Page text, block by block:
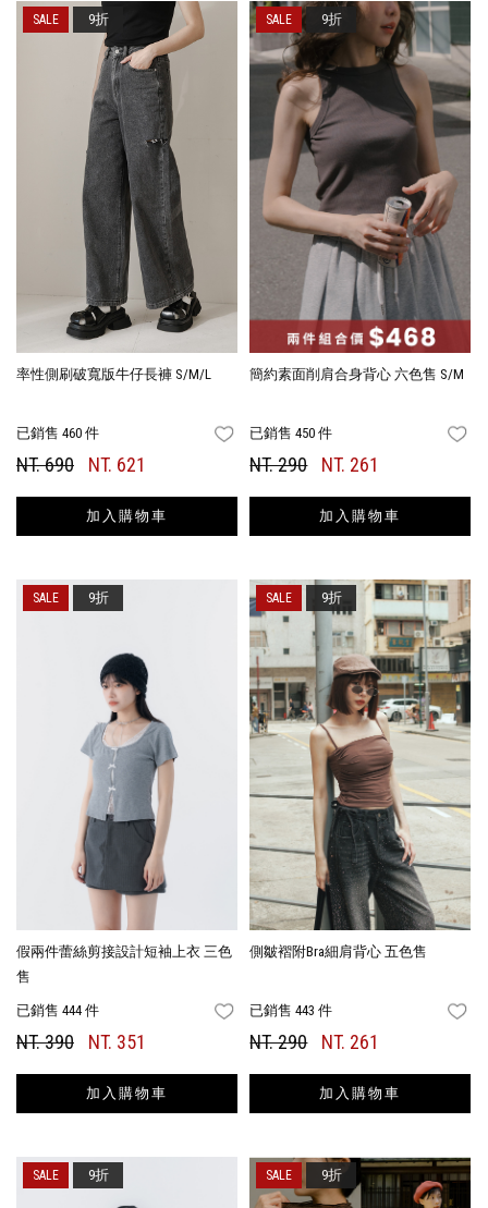
率性側刷破寬版牛仔長褲 S/M/L
已銷售 460 件 FAVORITES
NT. 690 NT. 621
加入購物車
9折
簡約素面削肩合身背心 六色售 S/M
已銷售 450 件
NT. 290 NT. 261
加入購物車
9折
假兩件蕾絲剪接設計短袖上衣 三色
售
已銷售 444 件 FAVORITES
NT. 390 NT. 351
加入購物車
9折
側皺褶附Bra細肩背心 五色售
已銷售 443 件
NT. 290 NT. 261
加入購物車
9折
9折 9折